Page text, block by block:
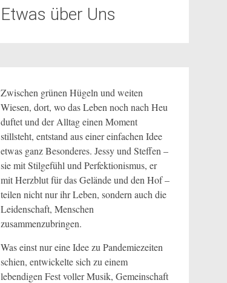
Etwas über Uns
Zwischen grünen Hügeln und weiten
Wiesen, dort, wo das Leben noch nach Heu
duftet und der Alltag einen Moment
stillsteht, entstand aus einer einfachen Idee
etwas ganz Besonderes. Jessy und Steffen –
sie mit Stilgefühl und Perfektionismus, er
mit Herzblut für das Gelände und den Hof –
teilen nicht nur ihr Leben, sondern auch die
Leidenschaft, Menschen
zusammenzubringen.
Was einst nur eine Idee zu Pandemiezeiten
schien, entwickelte sich zu einem
lebendigen Fest voller Musik, Gemeinschaft